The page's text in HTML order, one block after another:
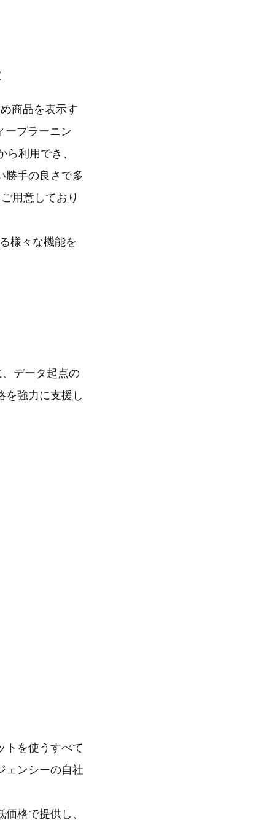
商品を表示す
ープラーニン
利用でき、
勝手の良さで多
用意しており
様々な機能を
データ起点の
を強力に支援し
トを使うすべて
ェンシーの自社
格で提供し、